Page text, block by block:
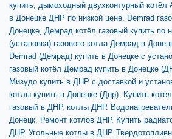
купить, дымоходный двухконтурный котёл
в Донецке ДНР по низкой цене. Demrad
Донецке, Демрад котёл газовый купить по
(установка) газового котла Демрад в
Demrad (Демрад) купить в Донецке с
газовый котёл Демрад купить в Донецке
Мизудо купить в ДНР с доставкой и
котлы купить в Донецке (Днр). Купить
газовый в ДНР, котлы ДНР.
Донецк. Ремонт котлов ДНР. Купить
ДНР. Угольные котлы в ДНР.